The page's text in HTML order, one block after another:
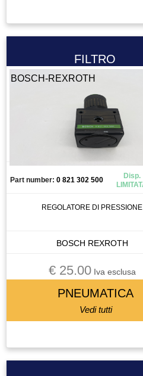
FILTRO
BOSCH-REXROTH
Part number: 0 821 302 500
Disp.
REGOLATORE DI PRESSIONE
BOSCH REXROTH
€ 25.00Iva esclusa
PNEUMATICA
Vedi tutti